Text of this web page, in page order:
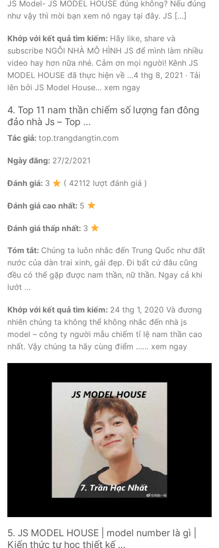
JS Model- JS MODEL HOUSE đúng không? Nếu đúng
như vậy thì mời bạn xem nó ngay tại đây. JS […]
Khớp với kết quả tìm kiếm: Hãy like, share và
subscribe NGÔI NHÀ MÔ HÌNH JS để mình làm nhiều
video hay hơn nữa nhé. Cảm ơn mọi người! Kênh JS
MODEL HOUSE đã thực hiện về …4 thg 8, 2021 · Tải
lên bởi JS Model House… xem ngay
4. Top 11 nam thần chiếm số lượng fan đông
đảo nhà Js – Top …
Tác giả: top.trangdangtin.com
Ngày đăng: 27/2/2021
Đánh giá: 3 ( 42112 lượt đánh giá )
Đánh giá cao nhất: 5
Đánh giá thấp nhất: 3
Tóm tắt: Chúng ta luôn nhắc đến Trung Quốc như đất
nước của dàn trai xinh, gái đẹp. Đi bất cứ đâu cũng
đều có thể gặp được nam thần, nữ thần. Ngay cả khi
lướt …
Khớp với kết quả tìm kiếm: 24 thg 1, 2020 Và đương
nhiên chúng ta không thể không nhắc đến nhà js
model – công ty người mẫu chiếm tỉ lệ nam thần cao
nhất. Vậy chúng ta hãy cùng điểm …… xem ngay
5. JS MODEL HOUSE | model number là gì |
Kiến thức tự học thiết kế …